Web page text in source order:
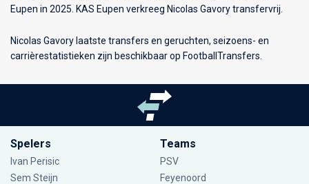
Eupen in 2025. KAS Eupen verkreeg Nicolas Gavory transfervrij.
Nicolas Gavory laatste transfers en geruchten, seizoens- en
carrièrestatistieken zijn beschikbaar op FootballTransfers.
Spelers
Ivan Perisic
Sem Steijn
Teams
PSV
Feyenoord